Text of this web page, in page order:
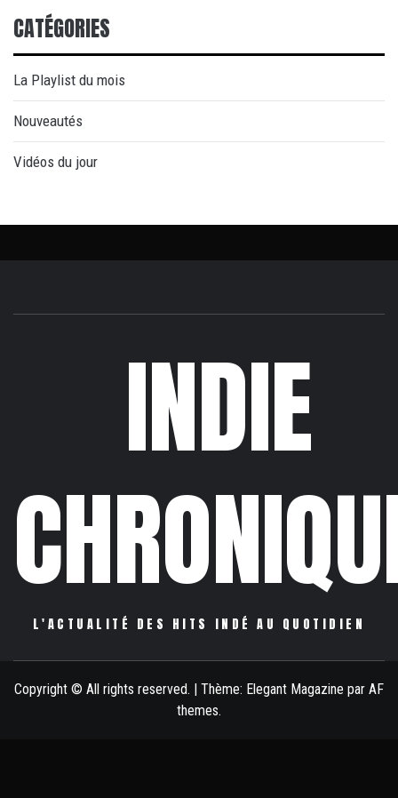
CATÉGORIES
La Playlist du mois
Nouveautés
Vidéos du jour
INDIE
L'ACTUALITÉ DES HITS INDÉ AU QUOTIDIEN
Copyright © All rights reserved. Thème: Elegant Magazine par AF
themes.